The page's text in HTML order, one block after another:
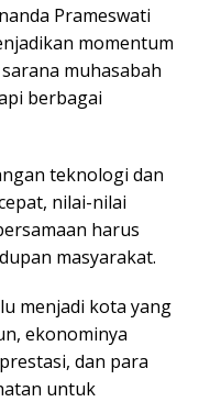
Prameswati
momentum
muhasabah
berbagai
teknologi dan
nilai-nilai
harus
masyarakat.
menjadi kota yang
ekonominya
dan para
untuk